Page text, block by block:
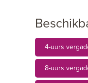
4-uurs
8-uurs